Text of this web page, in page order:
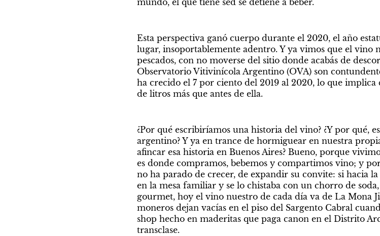
mundo, el que tiene sed se detiene a beber.
Esta perspectiva ganó cuerpo durante el 2020, el año
lugar, insoportablemente adentro. Y ya vimos que el vino
pescados, con no moverse del sitio donde acabás de
Observatorio Vitivinícola Argentino (OVA) son
ha crecido el 7 por ciento del 2019 al 2020, lo que
de litros más que antes de ella.
¿Por qué escribiríamos una historia del vino? ¿Y por qué,
argentino? Y ya en trance de hormiguear en nuestra
afincar esa historia en Buenos Aires? Bueno, porque
es donde compramos, bebemos y compartimos vino; y
no ha parado de crecer, de expandir su convite: si hacia
en la mesa familiar y se lo chistaba con un chorro de
gourmet, hoy el vino nuestro de cada día va de La Mona
moneros dejan vacías en el piso del Sargento Cabral
shop hecho en maderitas que paga canon en el Distrito
transclase.